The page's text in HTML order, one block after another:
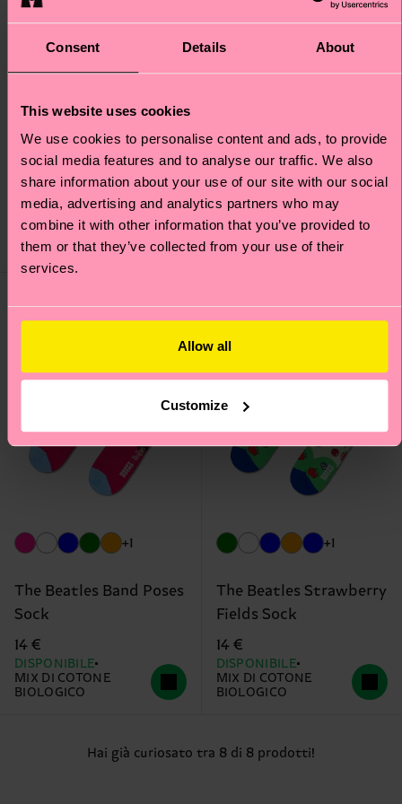
Consent Details About
This website uses cookies
We use cookies to personalise content and ads, to provide
social media features and to analyse our traffic. We also
share information about your use of our site with our social
media, advertising and analytics partners who may
combine it with other information that you’ve provided to
them or that they’ve collected from your use of their
services.
Allow all
Customize
The Beatles Ob-La-
Stripe Sock
14 €
DISPONIBILE
BIOLOGICO
The Beatles Hello
Goodbye Sock
14 €
DISPONIBILE
MIX DI COTONE
BIOLOGICO
Special Edition
+1
The Beatles Band Poses
Sock
14 €
DISPONIBILE
MIX DI COTONE
BIOLOGICO
Special Edition
+1
The Beatles Strawberry
Fields Sock
14 €
DISPONIBILE
MIX DI COTONE
BIOLOGICO
Hai già curiosato tra 8 di 8 prodotti!